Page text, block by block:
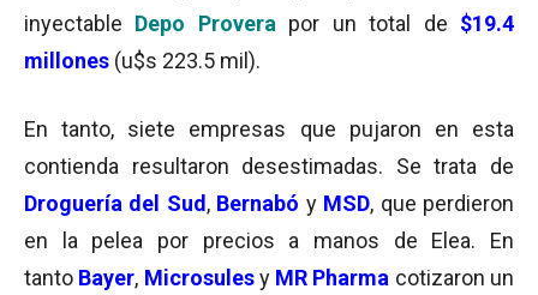
inyectable Depo Provera por un total de $19.4
millones (u$s 223.5 mil).
En tanto, siete empresas que pujaron en esta
contienda resultaron desestimadas. Se trata de
Droguería del Sud , Bernabó yMSD, que perdieron
en la pelea por precios a manos de Elea. En
tanto Bayer, Microsules y MR Pharma cotizaron un